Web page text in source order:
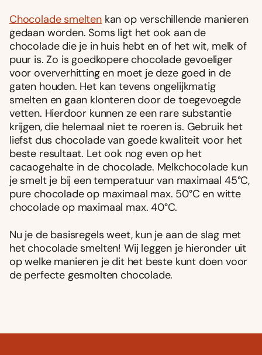
Chocolade smeltenkan op verschillende manieren
gedaan worden. Soms ligt het ook aan de
chocolade die je in huis hebt en of het wit, melk of
puur is. Zo is goedkopere chocolade gevoeliger
voor oververhitting en moet je deze goed in de
gaten houden. Het kan tevens ongelijkmatig
smelten en gaan klonteren door de toegevoegde
vetten. Hierdoor kunnen ze een rare substantie
krijgen, die helemaal niet te roeren is. Gebruik het
liefst dus chocolade van goede kwaliteit voor het
beste resultaat. Let ook nog even op het
cacaogehalte in de chocolade. Melkchocolade kun
je smelt je bij een temperatuur van maximaal 45°C,
pure chocolade op maximaal max. 50°C en witte
chocolade op maximaal max. 40°C.
Nu je de basisregels weet, kun je aan de slag met
het chocolade smelten! Wij leggen je hieronder uit
op welke manieren je dit het beste kunt doen voor
de perfecte gesmolten chocolade.